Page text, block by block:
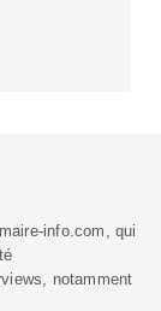
info.com, qui
notamment